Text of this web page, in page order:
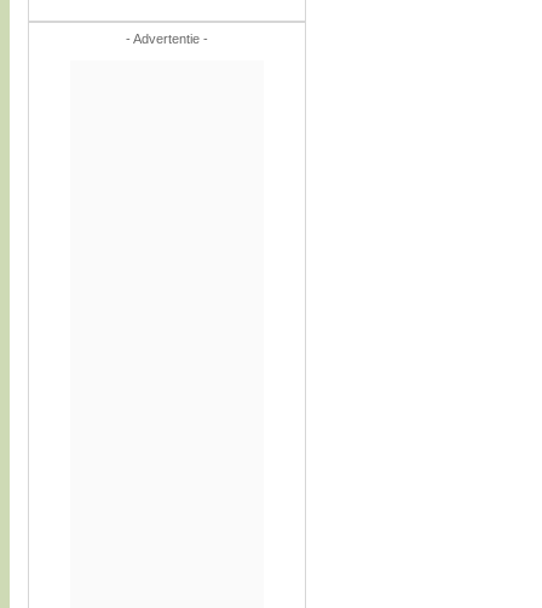
- Advertentie -